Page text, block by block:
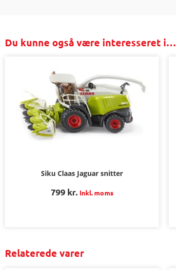
Du kunne også være interesseret i…
Siku Claas Jaguar snitter
799 kr. Inkl. moms
Relaterede varer